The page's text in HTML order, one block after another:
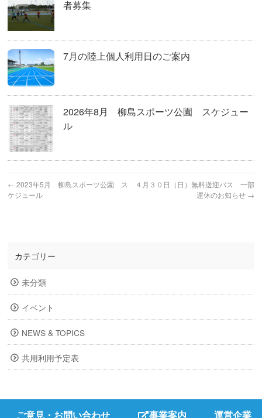
者募集
7月の陸上個人利用日のご案内
2026年8月 柳島スポーツ公園 スケジュー
ル
← 2023年5月 柳島スポーツ公園 ス
ケジュール
４月３０日（日）無料送迎バス 一部
運休のお知らせ →
カテゴリー
未分類
イベント
NEWS & TOPICS
共用利用予定表
ご意見・お問い合わせ 事業案内 運営企業